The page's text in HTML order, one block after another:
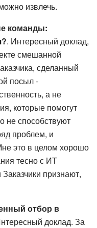
извлечь.
команды:
. Интересный доклад,
смешанной
сделанный
посыл -
а не
которые помогут
не способствуют
проблем, и
это в целом хорошо
тесно с ИТ
признают,
отбор в
доклад. За